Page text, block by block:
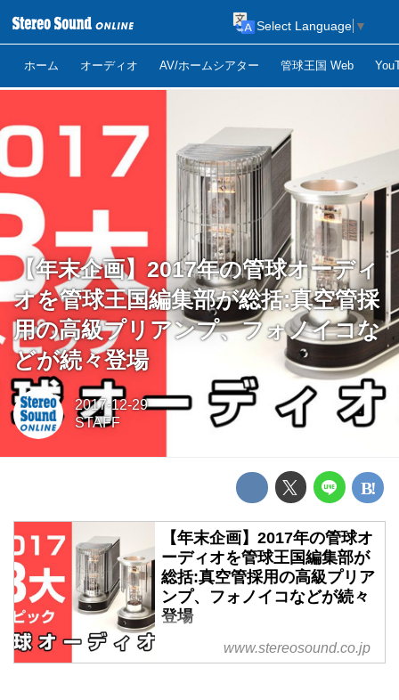
ホーム オーディオ AV/ホームシアター 管球王国 Web
Select Language ▼
【年末企画】2017年の管球オーディ
オを管球王国編集部が総括:真空管採
用の高級プリアンプ、フォノイコな
どが続々登場
2017-12-29
STAFF
【年末企画】2017年の管球オ
ーディオを管球王国編集部が
総括:真空管採用の高級プリア
ンプ、フォノイコなどが続々
登場
【年末企画】2017年の管球オー
ディオを管球王国編集部が総括:
www.stereosound.co.jp